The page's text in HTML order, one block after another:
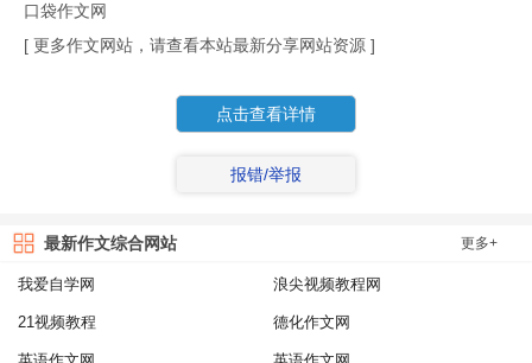
口袋作文网
[ 更多作文网站，请查看本站最新分享网站资源 ]
点击查看详情
报错/举报
最新作文综合网站 更多+
我爱自学网 浪尖视频教程网
21视频教程 德化作文网